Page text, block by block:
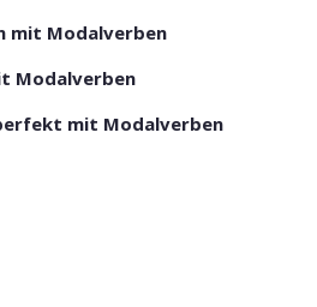
mit Modalverben
Modalverben
mit Modalverben